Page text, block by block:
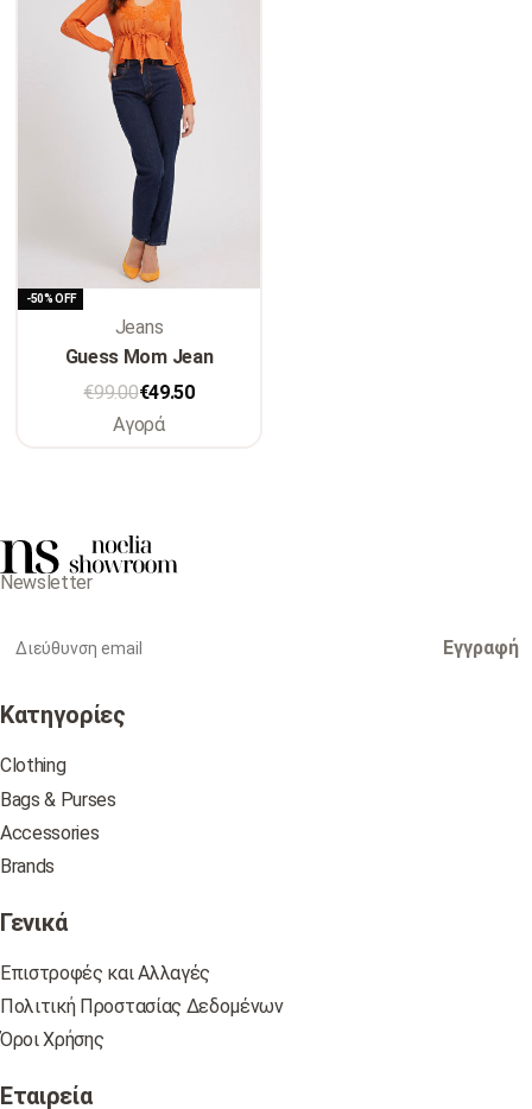
-50% OFF
Jeans
Guess Mom Jean
€99.00€49.50
Αγορά
Newsletter
Εγγραφή
Κατηγορίες
Clothing
Bags & Purses
Accessories
Brands
Γενικά
Επιστροφές και Αλλαγές
Πολιτική Προστασίας Δεδομένων
Όροι Χρήσης
Εταιρεία